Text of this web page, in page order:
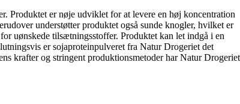
Produktet er nøje udviklet for at levere en høj koncentration
understøtter produktet også sunde knogler, hvilket er
uønskede tilsætningsstoffer. Produktet kan let indgå i en
er sojaproteinpulveret fra Natur Drogeriet det
krafter og stringent produktionsmetoder har Natur Drogeriet